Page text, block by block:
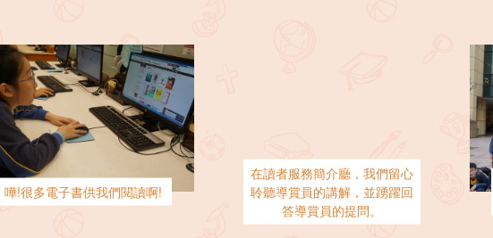
嘩!很多電子書供我們閱讀啊!
在讀者服務簡介廳，我們留心
聆聽導賞員的講解，並踴躍回
答導賞員的提問。